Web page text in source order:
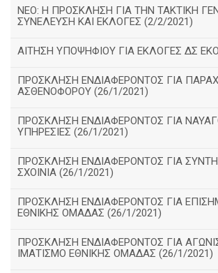
ΝΕΟ: Η ΠΡΟΣΚΛΗΣΗ ΓΙΑ ΤΗΝ ΤΑΚΤΙΚΗ
ΣΥΝΕΛΕΥΣΗ ΚΑΙ ΕΚΛΟΓΕΣ (2/2/2021)
ΑΙΤΗΣΗ ΥΠΟΨΗΦΙΟΥ ΓΙΑ ΕΚΛΟΓΕΣ ΔΣ
ΠΡΟΣΚΛΗΣΗ ΕΝΔΙΑΦΕΡΟΝΤΟΣ ΓΙΑ
ΑΣΘΕΝΟΦΟΡΟΥ (26/1/2021)
ΠΡΟΣΚΛΗΣΗ ΕΝΔΙΑΦΕΡΟΝΤΟΣ ΓΙΑ
ΥΠΗΡΕΣΙΕΣ (26/1/2021)
ΠΡΟΣΚΛΗΣΗ ΕΝΔΙΑΦΕΡΟΝΤΟΣ ΓΙΑ
ΣΧΟΙΝΙΑ (26/1/2021)
ΠΡΟΣΚΛΗΣΗ ΕΝΔΙΑΦΕΡΟΝΤΟΣ ΓΙΑ
ΕΘΝΙΚΗΣ ΟΜΑΔΑΣ (26/1/2021)
ΠΡΟΣΚΛΗΣΗ ΕΝΔΙΑΦΕΡΟΝΤΟΣ ΓΙΑ
ΙΜΑΤΙΣΜΟ ΕΘΝΙΚΗΣ ΟΜΑΔΑΣ (26/1/2021)